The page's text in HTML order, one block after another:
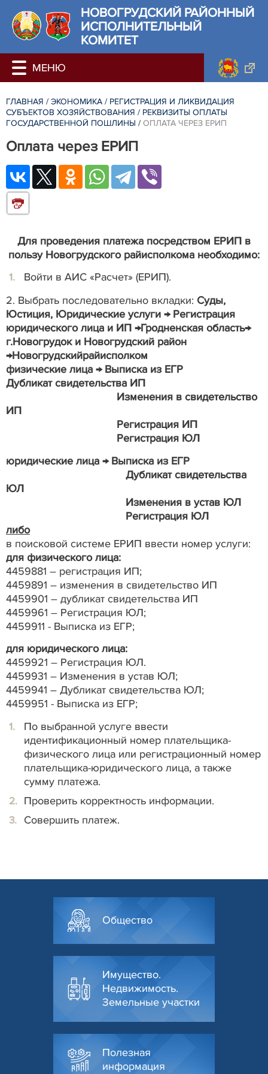
НОВОГРУДСКИЙ РАЙОННЫЙ
ИСПОЛНИТЕЛЬНЫЙ
КОМИТЕТ
ГЛАВНАЯ / ЭКОНОМИКА / РЕГИСТРАЦИЯ И ЛИКВИДАЦИЯ
СУБЪЕКТОВ ХОЗЯЙСТВОВАНИЯ / РЕКВИЗИТЫ ОПЛАТЫ
ГОСУДАРСТВЕННОЙ ПОШЛИНЫ / ОПЛАТА ЧЕРЕЗ ЕРИП
Оплата через ЕРИП
Для проведения платежа посредством ЕРИП в
пользу Новогрудского райисполкома необходимо:
Войти в АИС «Расчет» (ЕРИП).
2. Выбрать последовательно вкладки: Суды,
Юстиция, Юридические услуги → Регистрация
юридического лица и ИП →Гродненская область→
г.Новогрудок и Новогрудский район
→Новогрудскийрайисполком
физические лица → Выписка из ЕГР
Дубликат свидетельства ИП
Изменения в свидетельство
ИП
Регистрация ИП
Регистрация ЮЛ
юридические лица → Выписка из ЕГР
Дубликат свидетельства
ЮЛ
Изменения в устав ЮЛ
Регистрация ЮЛ
либо
в поисковой системе ЕРИП ввести номер услуги:
для физического лица:
4459881 – регистрация ИП;
4459891 – изменения в свидетельство ИП
4459901 – дубликат свидетельства ИП
4459961 – Регистрация ЮЛ;
4459911 - Выписка из ЕГР;
для юридического лица:
4459921 – Регистрация ЮЛ.
4459931 – Изменения в устав ЮЛ;
4459941 – Дубликат свидетельства ЮЛ;
4459951 - Выписка из ЕГР;
По выбранной услуге ввести
идентификационный номер плательщика-
физического лица или регистрационный номер
плательщика-юридического лица, а также
сумму платежа.
Проверить корректность информации.
Совершить платеж.
Общество
Имущество.
Недвижимость.
Земельные участки
Полезная
информация